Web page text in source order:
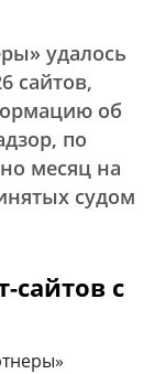
удалось
сайтов,
об
по
месяц на
судом
сайтов с